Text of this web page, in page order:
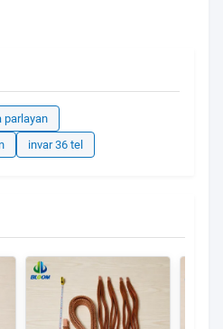
parlayan
invar 36 tel